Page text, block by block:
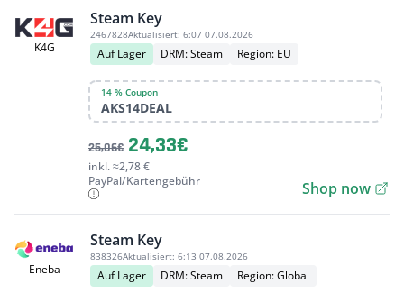
K4G
Steam Key
2467828Aktualisiert: 6:07 07.08.2026
Auf Lager DRM: Steam Region: EU
14 % Coupon
AKS14DEAL
25,06€ 24,33€
inkl. ≈2,78 €
PayPal/Kartengebühr
Shop now
Eneba
Steam Key
838326Aktualisiert: 6:13 07.08.2026
Auf Lager DRM: Steam Region: Global